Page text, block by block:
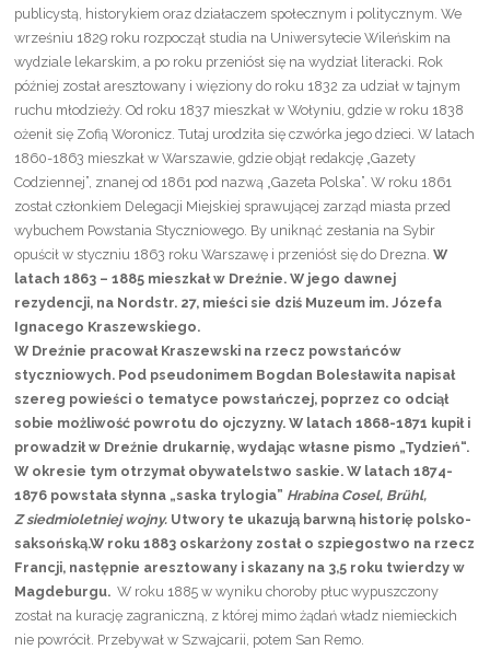
publicystą, historykiem oraz działaczem społecznym i politycznym. We
wrześniu 1829 roku rozpoczął studia na Uniwersytecie Wileńskim na
wydziale lekarskim, a po roku przeniósł się na wydział literacki. Rok
później został aresztowany i więziony do roku 1832 za udział w tajnym
ruchu młodzieży. Od roku 1837 mieszkał w Wołyniu, gdzie w roku 1838
ożenił się Zofią Woronicz. Tutaj urodziła się czwórka jego dzieci. W latach
1860-1863 mieszkał w Warszawie, gdzie objął redakcję „Gazety
Codziennej”, znanej od 1861 pod nazwą „Gazeta Polska”. W roku 1861
został członkiem Delegacji Miejskiej sprawującej zarząd miasta przed
wybuchem Powstania Styczniowego. By uniknąć zesłania na Sybir
opuścił w styczniu 1863 roku Warszawę i przeniósł się do Drezna. W
latach 1863 – 1885 mieszkał w Dreźnie. W jego dawnej
rezydencji, na Nordstr. 27, mieści sie dziś Muzeum im. Józefa
Ignacego Kraszewskiego.
W Dreźnie pracował Kraszewski na rzecz powstańców
styczniowych. Pod pseudonimem Bogdan Bolesławita napisał
szereg powieści o tematyce powstańczej, poprzez co odciął
sobie możliwość powrotu do ojczyzny. W latach 1868-1871 kupił i
prowadził w Dreźnie drukarnię, wydając własne pismo „Tydzień“.
W okresie tym otrzymał obywatelstwo saskie. W latach 1874-
1876 powstała słynna „saska trylogia” Hrabina Cosel, Brühl,
Z siedmioletniej wojny. Utwory te ukazują barwną historię polsko-
saksońską.W roku 1883 oskarżony został o szpiegostwo na rzecz
Francji, następnie aresztowany i skazany na 3,5 roku twierdzy w
Magdeburgu.W roku 1885 w wyniku choroby płuc wypuszczony
został na kurację zagraniczną, z której mimo żądań władz niemieckich
nie powrócił. Przebywał w Szwajcarii, potem San Remo.